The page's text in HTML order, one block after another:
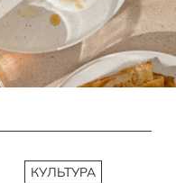
КУЛЬТУРА